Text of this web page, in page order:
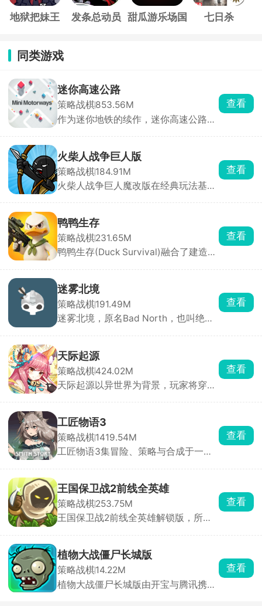
地狱把妹王 发条总动员
甜瓜游乐场国
七日杀
同类游戏
迷你高速公路
策略战棋853.56M
作为迷你地铁的续作，迷你高速公路延
利用空间布局城市交通脉络，规避交通
事故，确保城市高效运转。游戏中，玩
家自由绘制道路，一键连接房屋建筑，
构建完善公路网，让城市焕发繁华生
同玩家需求。
查看
火柴人战争巨人版
策略战棋184.91M
火柴人战争巨人魔改版在经典玩法基础
面更震撼、策略更粗暴。开局必须先造
矿工，自动开采金矿，获取黄金，摧毁
敌方的雕像。
查看
鸭鸭生存
策略战棋231.65M
鸭鸭生存(Duck Survival)融合了建造经
生之旅。白天是建设时间，你需要收集
资源、升级基地，建造机枪塔、激光
塔、兵营等各类防御建筑，经营好自己
的家园。夜晚则是战斗时刻，僵尸大军
查看
迷雾北境
策略战棋191.49M
迷雾北境，原名Bad North，也叫绝境
将你带入神秘的北欧世界，在这里，你
化身勇敢王子或维京首领，肩负保卫家
园、抵御入侵的重任。它构建了由50余
座随机生成岛屿组成的广阔世界，每座
兵、弓箭手、长矛兵等多个兵种，每个
兵种技能特点鲜明，玩家可依据关卡敌
人特性巧妙搭配，以克敌制胜。虽玩法
简单易上手，但难度颇高，特殊兵种、
定战略，以少胜多。快来下载游戏，化
身战场指挥官，在北欧战场开启一场热
血刺激的守卫家园之旅！
查看
天际起源
策略战棋424.02M
天际起源以异世界为背景，玩家将穿越
用精致的二次元卡通画风，打造出沉浸
式奇幻体验。玩家可自由收集数百位特
色角色，通过策略搭配组建专属梦幻阵
容，体验深度养成乐趣。丰富的主线剧
查看
工匠物语3
策略战棋1419.54M
工匠物语3集冒险、策略与合成于一
核心，玩家需收集魔物素材、锻造书
等，合成精炼武器装备与药水。新增裁
缝、炼金、魔法合成等多元玩法，让游
戏体验更加丰富。操作轻松便捷，采用
积累资源。
查看
王国保卫战2前线全英雄
策略战棋253.75M
王国保卫战2前线全英雄解锁版，所有
游戏，放置不同的塔种，派遣英雄安置
在不同的未知，随时做出迅速调整策略
的决策，应对变幻莫测的敌人。
查看
植物大战僵尸长城版
策略战棋14.22M
植物大战僵尸长城版由开宝与腾讯携手
查看